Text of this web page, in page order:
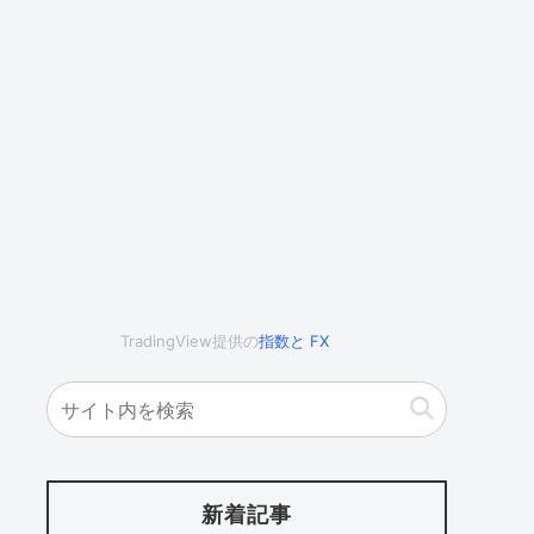
TradingView提供の指数と FX
新着記事